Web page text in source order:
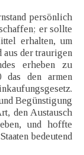
persönlich
er sollte
erhalten, um
der traurigen
erheben zu
das den armen
Begünstigung
den Austausch
und hoffte
bedeutend